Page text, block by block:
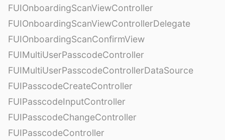
FUIOnboardingScanViewController
FUIOnboardingScanViewControllerDelegate
FUIOnboardingScanConfirmView
FUIMultiUserPasscodeController
FUIMultiUserPasscodeControllerDataSource
FUIPasscodeCreateController
FUIPasscodeInputController
FUIPasscodeChangeController
FUIPasscodeController